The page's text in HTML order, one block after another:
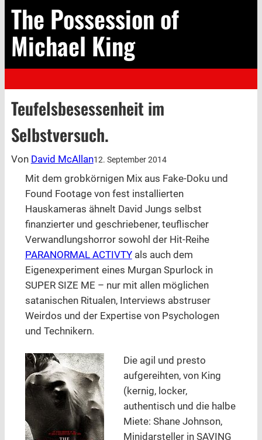
The Possession of
Michael King
Teufelsbesessenheit im
Selbstversuch.
Von David McAllan12. September 2014
Mit dem grobkörnigen Mix aus Fake-Doku und
Found Footage von fest installierten
Hauskameras ähnelt David Jungs selbst
finanzierter und geschriebener, teuflischer
Verwandlungshorror sowohl der Hit-Reihe
PARANORMAL ACTIVTYals auch dem
Eigenexperiment eines Murgan Spurlock in
SUPER SIZE ME – nur mit allen möglichen
satanischen Ritualen, Interviews abstruser
Weirdos und der Expertise von Psychologen
und Technikern.
Die agil und presto
aufgereihten, von King
(kernig, locker,
authentisch und die halbe
Miete: Shane Johnson,
Minidarsteller in SAVING